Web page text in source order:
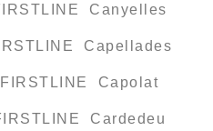
Canyelles
Capellades
Capolat
Cardedeu